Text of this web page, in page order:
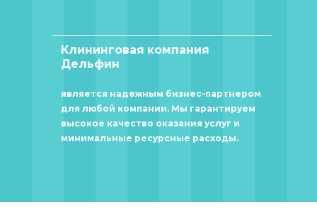
Клининговая компания
Дельфин
является надежным бизнес-партнером
для любой компании. Мы гарантируем
высокое качество оказания услуг и
минимальные ресурсные расходы.